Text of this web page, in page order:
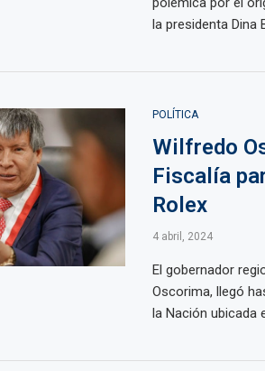
la presidenta Dina
POLÍTICA
Wilfredo
Fiscalía
Rolex
4 abril, 2024
El gobernador
Oscorima, llegó
la Nación ubicada